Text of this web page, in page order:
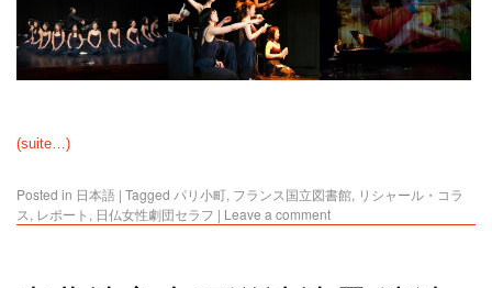
(suite…)
Posted in 日本語 | Tagged パリ小町, フランス国立図書館, リシャール・コラ
ス, レポート , 日仏女性劇団セラフ | Leave a comment